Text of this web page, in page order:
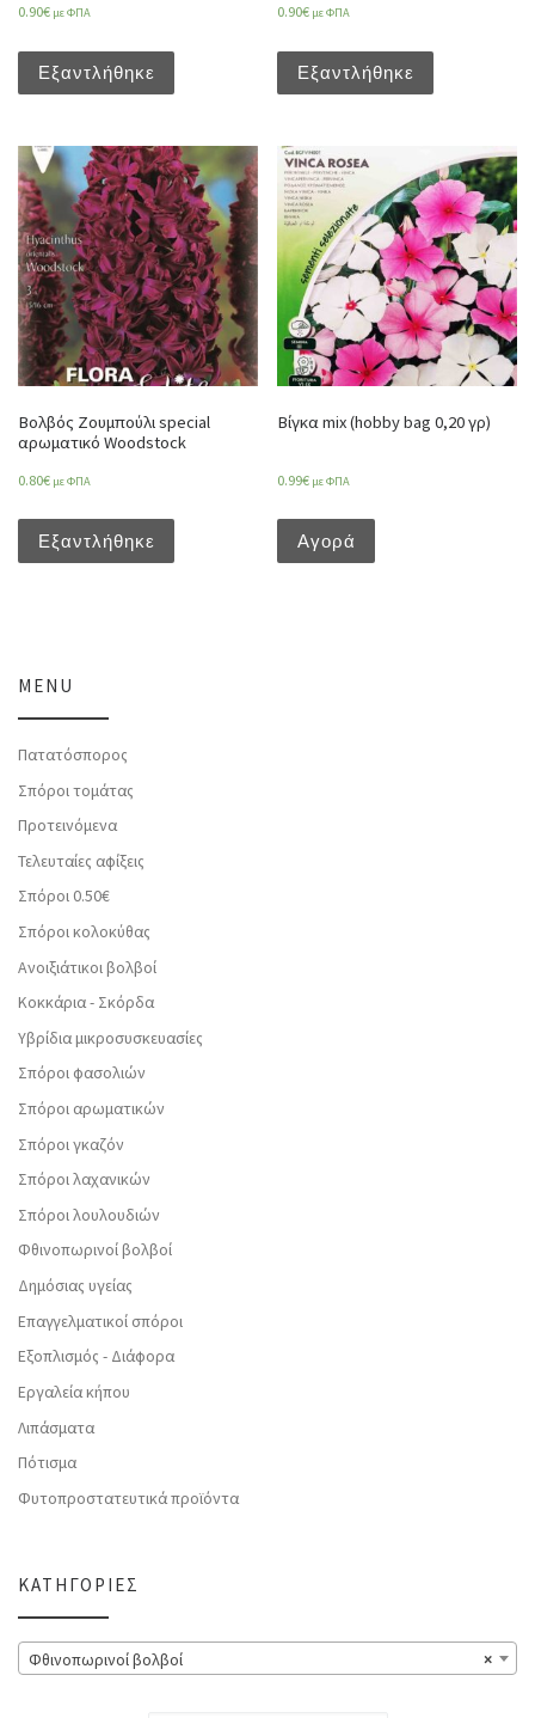
0.90€ με ΦΠΑ
Εξαντλήθηκε
0.90€ με ΦΠΑ
Εξαντλήθηκε
Βολβός Ζουμπούλι special
αρωματικό Woodstock
0.80€ με ΦΠΑ
Εξαντλήθηκε
Βίγκα mix (hobby bag 0,20 γρ)
0.99€ με ΦΠΑ
Αγορά
MENU
Πατατόσπορος
Σπόροι τομάτας
Προτεινόμενα
Τελευταίες αφίξεις
Σπόροι 0.50€
Σπόροι κολοκύθας
Ανοιξιάτικοι βολβοί
Κοκκάρια - Σκόρδα
Υβρίδια μικροσυσκευασίες
Σπόροι φασολιών
Σπόροι αρωματικών
Σπόροι γκαζόν
Σπόροι λαχανικών
Σπόροι λουλουδιών
Φθινοπωρινοί βολβοί
Δημόσιας υγείας
Επαγγελματικοί σπόροι
Εξοπλισμός - Διάφορα
Εργαλεία κήπου
Λιπάσματα
Πότισμα
Φυτοπροστατευτικά προϊόντα
ΚΑΤΗΓΟΡΊΕΣ
×
Φθινοπωρινοί βολβοί